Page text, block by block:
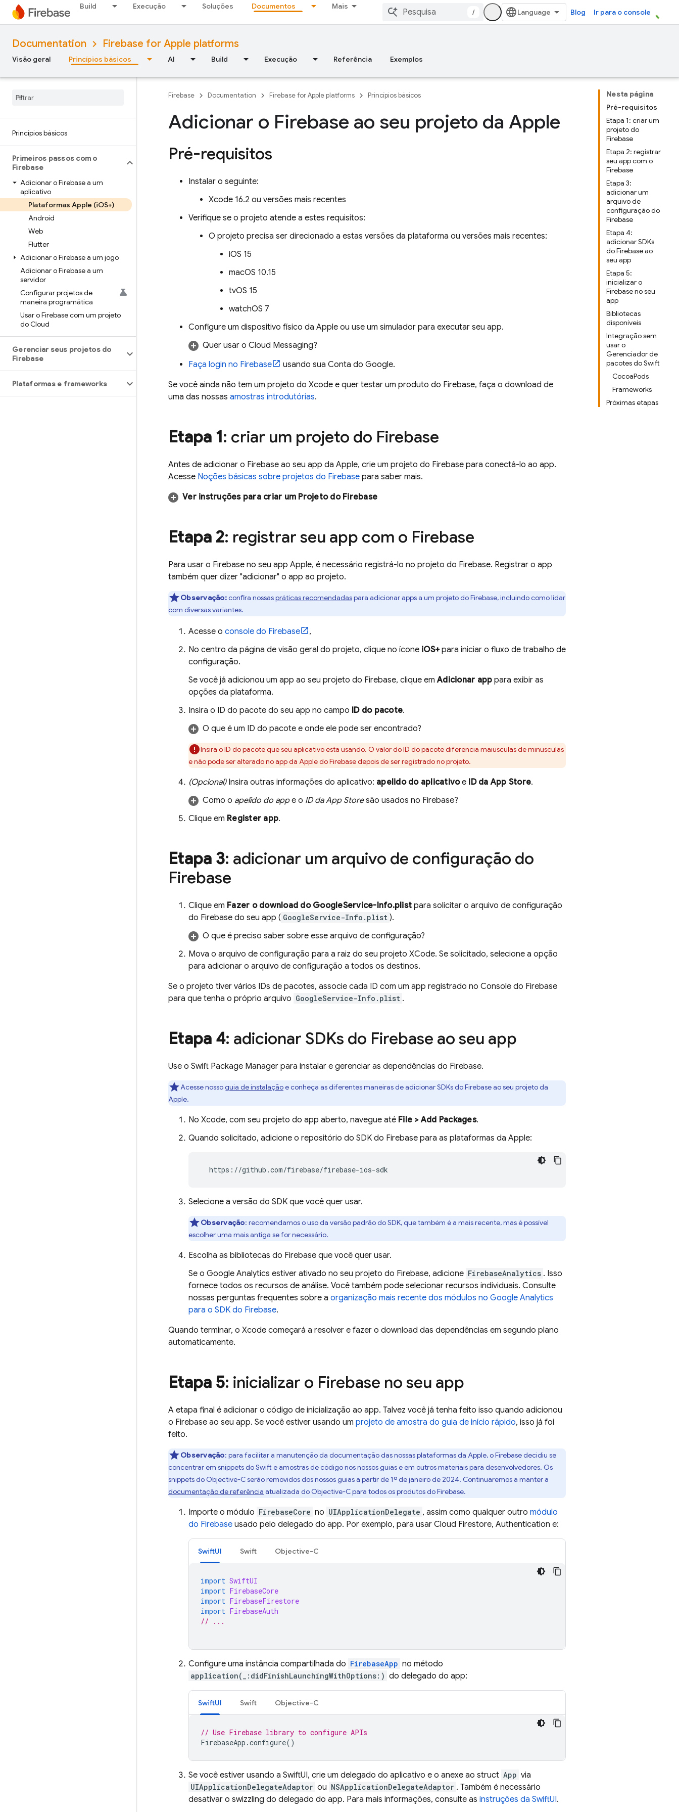
Build Execução Soluções Documentos Mais
/ Blog Ir para o console
Documentation Firebase for Apple platforms
Visão geral Princípios básicos AI Build Execução Referência Exemplos
Princípios básicos
Primeiros passos com o
Firebase
Adicionar o Firebase a um
aplicativo
Plataformas Apple (iOS+)
Android
Web
Flutter
Adicionar o Firebase a um jogo
Adicionar o Firebase a um
servidor
Configurar projetos de
maneira programática
Usar o Firebase com um projeto
do Cloud
Gerenciar seus projetos do
Firebase
Plataformas e frameworks
Nesta página
Pré-requisitos
Etapa 1: criar um
projeto do
Firebase
Etapa 2: registrar
seu app com o
Firebase
Etapa 3:
adicionar um
arquivo de
configuração do
Firebase
Etapa 4:
adicionar SDKs
do Firebase ao
seu app
Etapa 5:
inicializar o
Firebase no seu
app
Bibliotecas
disponíveis
Integração sem
usar o
Gerenciador de
pacotes do Swift
CocoaPods
Frameworks
Próximas etapas
Firebase Documentation Firebase for Apple platforms Princípios básicos
Adicionar o Firebase ao seu projeto da Apple
Pré-requisitos
Instalar o seguinte:
Xcode 16.2 ou versões mais recentes
Verifique se o projeto atende a estes requisitos:
O projeto precisa ser direcionado a estas versões da plataforma ou versões mais recentes:
iOS 15
macOS 10.15
tvOS 15
watchOS 7
Configure um dispositivo físico da Apple ou use um simulador para executar seu app.
Quer usar o Cloud Messaging?
Faça login no Firebase
usando sua Conta do Google.
Se você ainda não tem um projeto do Xcode e quer testar um produto do Firebase, faça o download de
uma das nossas amostras introdutórias.
Etapa 1: criar um projeto do Firebase
Antes de adicionar o Firebase ao seu app da Apple, crie um projeto do Firebase para conectá-lo ao app.
Acesse Noções básicas sobre projetos do Firebase para saber mais.
Ver instruções para criar um Projeto do Firebase
Etapa 2: registrar seu app com o Firebase
Para usar o Firebase no seu app Apple, é necessário registrá-lo no projeto do Firebase. Registrar o app
também quer dizer "adicionar" o app ao projeto.
Observação:confira nossaspráticas recomendadaspara adicionar apps a um projeto do Firebase, incluindo como lidar
com diversas variantes.
Acesse o console do Firebase
,
No centro da página de visão geral do projeto, clique no ícone iOS+para iniciar o fluxo de trabalho de
configuração.
Se você já adicionou um app ao seu projeto do Firebase, clique emAdicionar app para exibir as
opções da plataforma.
Insira o ID do pacote do seu app no campo ID do pacote.
O que é um ID do pacote e onde ele pode ser encontrado?
Insira o ID do pacote que seu aplicativo está usando. O valor do ID do pacote diferencia maiúsculas de minúsculas
e não pode ser alterado no app da Apple do Firebase depois de ser registrado no projeto.
(Opcional)Insira outras informações do aplicativo: apelido do aplicativoe ID da App Store.
Como o apelido do appe o ID da App Storesão usados no Firebase?
Clique em Register app.
Etapa 3: adicionar um arquivo de configuração do
Firebase
Clique em Fazer o download do GoogleService-Info.plist para solicitar o arquivo de configuração
do Firebase do seu app ( GoogleService-Info.plist ).
O que é preciso saber sobre esse arquivo de configuração?
Mova o arquivo de configuração para a raiz do seu projeto XCode. Se solicitado, selecione a opção
para adicionar o arquivo de configuração a todos os destinos.
Se o projeto tiver vários IDs de pacotes, associe cada ID com um app registrado no Console do Firebase
para que tenha o próprio arquivo GoogleService-Info.plist .
Etapa 4: adicionar SDKs do Firebase ao seu app
Use o Swift Package Manager para instalar e gerenciar as dependências do Firebase.
Acesse nossoguia de instalaçãoe conheça as diferentes maneiras de adicionar SDKs do Firebase ao seu projeto da
Apple.
No Xcode, com seu projeto do app aberto, navegue até File > Add Packages.
Quando solicitado, adicione o repositório do SDK do Firebase para as plataformas da Apple:
  https://github.com/firebase/firebase-ios-sdk
Selecione a versão do SDK que você quer usar.
Observação: recomendamos o uso da versão padrão do SDK, que também é a mais recente, mas é possível
escolher uma mais antiga se for necessário.
Escolha as bibliotecas do Firebase que você quer usar.
Se o Google Analytics estiver ativado no seu projeto do Firebase, adicione FirebaseAnalytics . Isso
fornece todos os recursos de análise. Você também pode selecionar recursos individuais. Consulte
nossas perguntas frequentes sobre a organização mais recente dos módulos no Google Analytics
para o SDK do Firebase.
Quando terminar, o Xcode começará a resolver e fazer o download das dependências em segundo plano
automaticamente.
Etapa 5: inicializar o Firebase no seu app
A etapa final é adicionar o código de inicialização ao app. Talvez você já tenha feito isso quando adicionou
o Firebase ao seu app. Se você estiver usando um projeto de amostra do guia de início rápido, isso já foi
feito.
Observação: para facilitar a manutenção da documentação das nossas plataformas da Apple, o Firebase decidiu se
concentrar em snippets do Swift e amostras de código nos nossos guias e em outros materiais para desenvolvedores. Os
snippets do Objective-C serão removidos dos nossos guias a partir de 1º de janeiro de 2024. Continuaremos a manter a
documentação de referência atualizada do Objective-C para todos os produtos do Firebase.
Importe o módulo FirebaseCore no UIApplicationDelegate , assim como qualquer outro módulo
do Firebase usado pelo delegado do app. Por exemplo, para usar Cloud Firestore, Authentication e:
SwiftUI Swift Objective-C
import SwiftUI
import FirebaseCore
import FirebaseFirestore
import FirebaseAuth
// ...
Configure uma instância compartilhada do FirebaseApp no método
application(_:didFinishLaunchingWithOptions:) do delegado do app:
SwiftUI Swift Objective-C
// Use Firebase library to configure APIs
FirebaseApp .configure()
Se você estiver usando a SwiftUI, crie um delegado do aplicativo e o anexe ao struct App via
UIApplicationDelegateAdaptor ou NSApplicationDelegateAdaptor . Também é necessário
desativar o swizzling do delegado do app. Para mais informações, consulte as instruções da SwiftUI.